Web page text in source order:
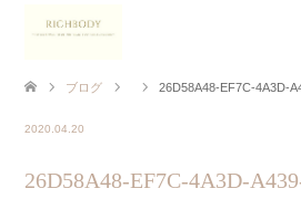
ブログ 26D58A48-EF7C-4A3D-
2020.04.20
26D58A48-EF7C-4A3D-